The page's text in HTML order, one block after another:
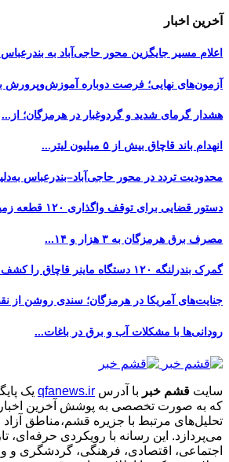
آخرین اخبار
اعلام مسیر جایگزین محور حاجی‌آباد به
آزمون‌های نهایی؛ فرصت دوباره آموزش‌وپرورش
هشدار گرمای شدید و گردوغبار در هرمزگان؛ از...
انهدام باند قاچاق بیش از ۵ میلیون لیتر...
محدودیت تردد در محور حاجی‌آباد–بندرعباس
دستور قضایی برای توقف واگذاری ۱۲۰ قطعه زمین...
مصرف برق هرمزگان به ۳ هزار و ۱۴...
گمرک بندرلنگه ۱۲۰ دستگاه ماینر قاچاق را کشف...
جنایت‌های آمریکا در هرمزگان؛ سندی روشن از
رودانی‌ها با مشکلات آب و برق در باغات...
سایت قشم خبر با آدرس qfanews.ir یک
که به صورت تخصصی به پوشش آخرین
تحلیل‌های مرتبط با جزیره قشم،مناطق
می‌پردازد. این رسانه با رویکردی حرفه‌ای،
اجتماعی، اقتصادی، فرهنگی، گردشگری و